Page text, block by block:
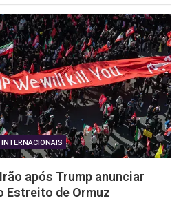
INTERNACIONAIS
após Trump anunciar
Estreito de Ormuz